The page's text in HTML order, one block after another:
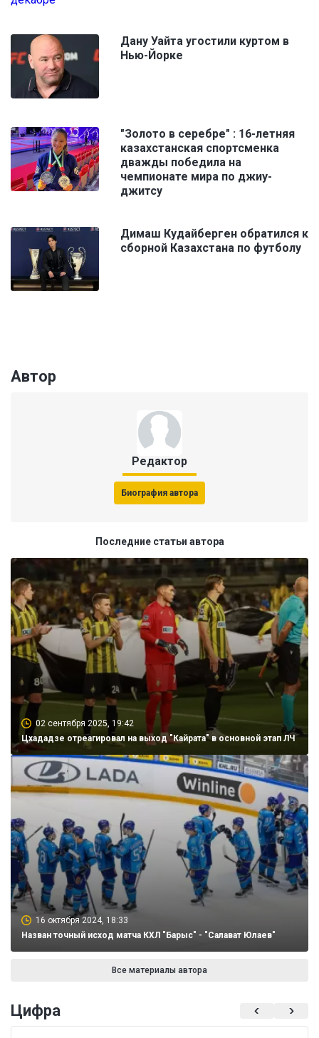
Дану Уайта угостили куртом в
Нью-Йорке
"Золото в серебре" : 16-летняя
казахстанская спортсменка
дважды победила на
чемпионате мира по джиу-
джитсу
Димаш Кудайберген обратился к
сборной Казахстана по футболу
Автор
Редактор
Биография автора
Последние статьи автора
02 сентября 2025, 19:42
Цхададзе отреагировал на выход "Кайрата" в основной этап ЛЧ
16 октября 2024, 18:33
Назван точный исход матча КХЛ "Барыс" - "Салават Юлаев"
Все материалы автора
Цифра